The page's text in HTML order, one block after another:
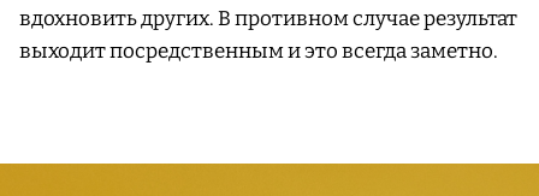
вдохновить других. В противном случае результат
выходит посредственным и это всегда заметно.